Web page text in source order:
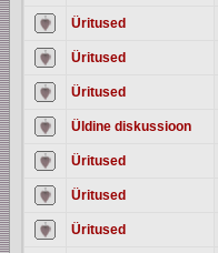
Üritused
Üritused
Üritused
Üldine diskussioon
Üritused
Üritused
Üritused